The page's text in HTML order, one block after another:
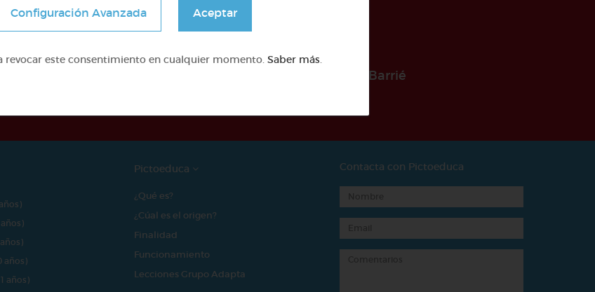
ha sido posible gracias al mecenazgo de la Fundación Barrié
años)
años)
Pictoeduca
¿Qué es?
¿Cúal es el origen?
Finalidad
Funcionamiento
Lecciones Grupo Adapta
Contacta con Pictoeduca
Configuración Avanzada Aceptar
revocar este consentimiento en cualquier momento. Saber más.